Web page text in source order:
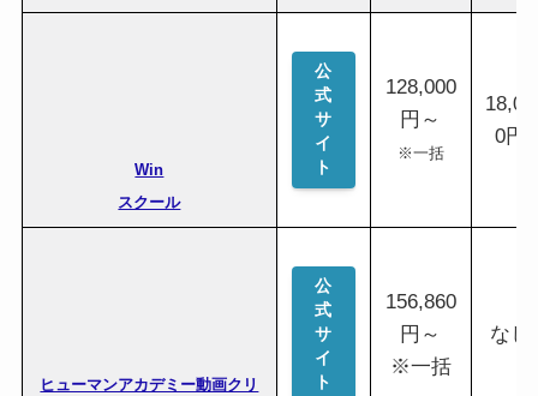
Win
スクール
公
式
サ
イ
ト
128,000
円～
※一括
18,00
0円
ヒューマンアカデミー動画クリ
公
式
サ
イ
ト
156,860
円～
※一括
なし